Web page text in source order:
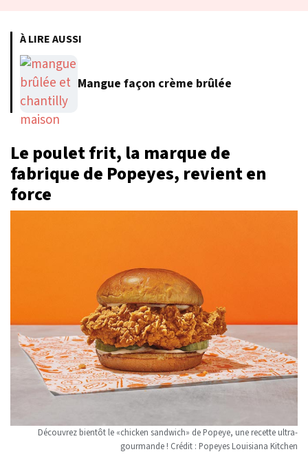
À LIRE AUSSI
Mangue façon crème brûlée
Le poulet frit, la marque de
fabrique de Popeyes, revient en
force
Découvrez bientôt le «chicken sandwich» de Popeye, une recette ultra-
gourmande ! Crédit : Popeyes Louisiana Kitchen